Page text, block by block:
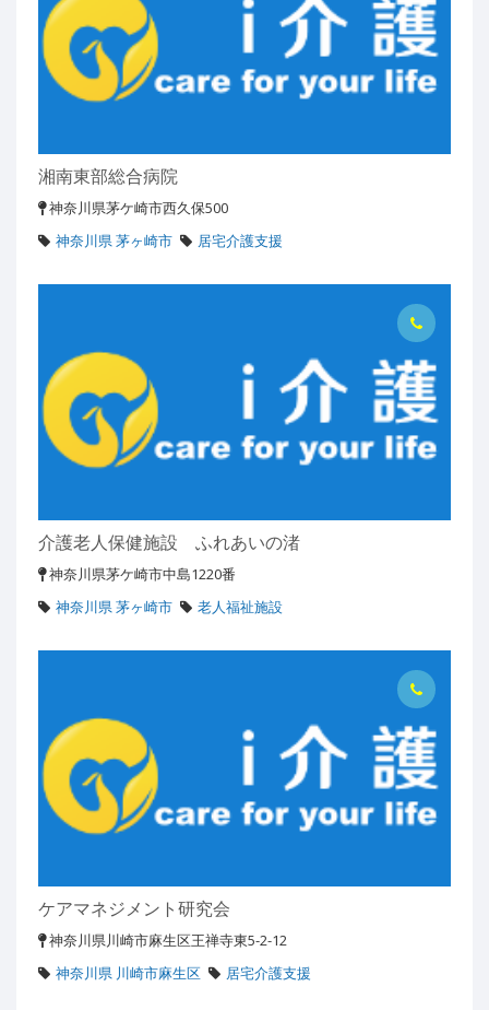
湘南東部総合病院
神奈川県茅ケ崎市西久保500
神奈川県 茅ヶ崎市
居宅介護支援
介護老人保健施設 ふれあいの渚
神奈川県茅ケ崎市中島1220番
神奈川県 茅ヶ崎市
老人福祉施設
ケアマネジメント研究会
神奈川県川崎市麻生区王禅寺東5-2-12
神奈川県 川崎市麻生区
居宅介護支援